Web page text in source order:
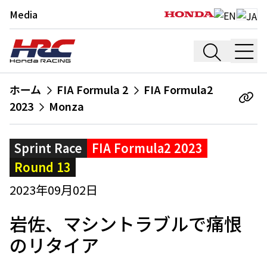
Media
ホーム FIA Formula 2
FIA Formula2
2023
Monza
Sprint Race
FIA Formula2 2023
Round 13
2023年09月02日
岩佐、マシントラブルで痛恨
のリタイア